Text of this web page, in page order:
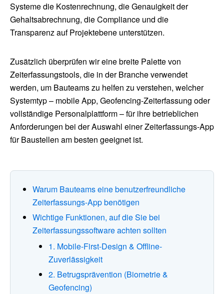
Systeme die Kostenrechnung, die Genauigkeit der
Gehaltsabrechnung, die Compliance und die
Transparenz auf Projektebene unterstützen.
Zusätzlich überprüfen wir eine breite Palette von
Zeiterfassungstools, die in der Branche verwendet
werden, um Bauteams zu helfen zu verstehen, welcher
Systemtyp – mobile App, Geofencing-Zeiterfassung oder
vollständige Personalplattform – für ihre betrieblichen
Anforderungen bei der Auswahl einer Zeiterfassungs-App
für Baustellen am besten geeignet ist.
Warum Bauteams eine benutzerfreundliche
Zeiterfassungs-App benötigen
Wichtige Funktionen, auf die Sie bei
Zeiterfassungssoftware achten sollten
1. Mobile-First-Design & Offline-
Zuverlässigkeit
2. Betrugsprävention (Biometrie &
Geofencing)